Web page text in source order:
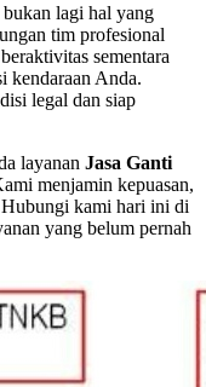
lagi hal yang
tim profesional
sementara
kendaraan Anda.
legal dan siap
layanan Jasa Ganti
menjamin kepuasan,
Hubungi kami hari ini di
yang belum pernah